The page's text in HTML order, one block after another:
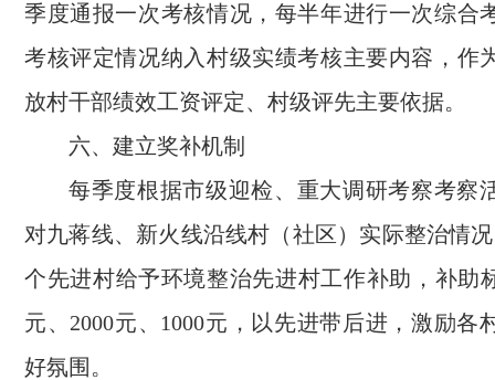
季度通报一次考核情况，每半年进行一次综合
考核评定情况纳入村级实绩考核主要内容，作
放村干部绩效工资评定、村级评先主要依据。
六、建立奖补机制
每季度根据市级迎检、重大调研考察考察
对九蒋线、新火线沿线村（社区）实际整治情
个先进村给予环境整治先进村工作补助，补助
元、2000元、1000元，以先进带后进，激励各
好氛围。